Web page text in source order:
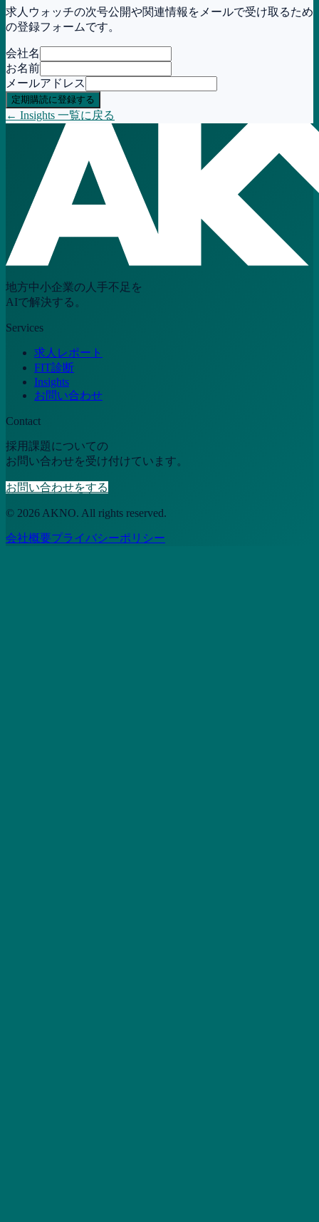
求人ウォッチの次号公開や関連情報をメールで受け取るため
の登録フォームです。
会社名
お名前
メールアドレス
定期購読に登録する
← Insights 一覧に戻る
地方中小企業の人手不足を
AIで解決する。
Services
求人レポート
FIT診断
Insights
お問い合わせ
Contact
採用課題についての
お問い合わせを受け付けています。
お問い合わせをする
© 2026 AKNO. All rights reserved.
会社概要プライバシーポリシー